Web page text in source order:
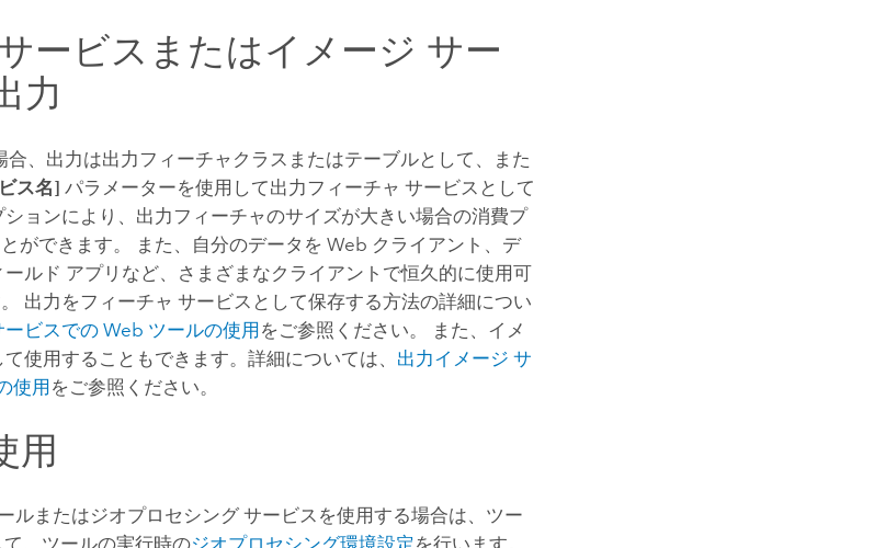
ービスまたはイメージ サー
力
、出力は出力フィーチャクラスまたはテーブルとして、また
ス名] パラメーターを使用して出力フィーチャ サービスとして
ョンにより、出力フィーチャのサイズが大きい場合の消費プ
ができます。 また、自分のデータを Web クライアント、デ
ルド アプリなど、さまざまなクライアントで恒久的に使用可
出力をフィーチャ サービスとして保存する方法の詳細につい
ビスでの Web ツールの使用 をご参照ください。 また、イメ
使用することもできます。詳細については、 出力イメージ サ
使用 をご参照ください。
用
ルまたはジオプロセシング サービスを使用する場合は、ツー